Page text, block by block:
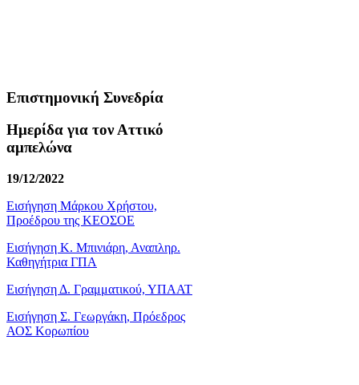
Επιστημονική Συνεδρία
Ημερίδα για τον Αττικό
αμπελώνα
19/12/2022
Εισήγηση Μάρκου Χρήστου,
Προέδρου της ΚΕΟΣΟΕ
Εισήγηση Κ. Μπινιάρη, Αναπληρ.
Καθηγήτρια ΓΠΑ
Εισήγηση Δ. Γραμματικού, ΥΠΑΑΤ
Εισήγηση Σ. Γεωργάκη, Πρόεδρος
ΑΟΣ Κορωπίου